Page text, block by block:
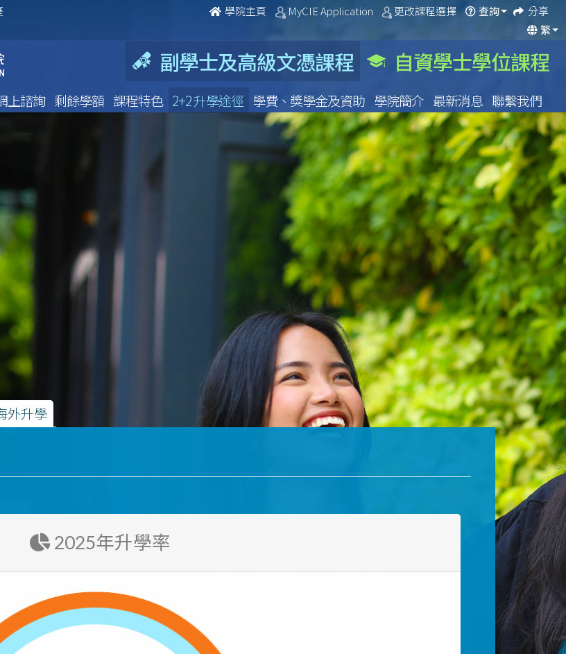
學院主頁 MyCIE Application 更改課程選擇 查詢
分享
繁
副學士及高級文憑課程 自資學士學位課程
上諮詢 剩餘學額 課程特色 2+2 升學途徑 學費、獎學金及資助 學院簡介 最新消息 聯繫我們
外升學
2025年升學率